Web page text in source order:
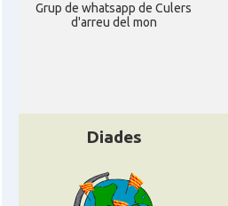
Grup de whatsapp de Culers
d'arreu del mon
Diades